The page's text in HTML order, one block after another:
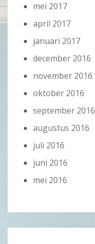
mei 2017
april 2017
januari 2017
december 2016
november 2016
oktober 2016
september 2016
augustus 2016
juli 2016
juni 2016
mei 2016